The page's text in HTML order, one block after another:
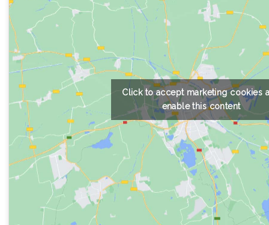
Click to accept marketing cookies
enable this content